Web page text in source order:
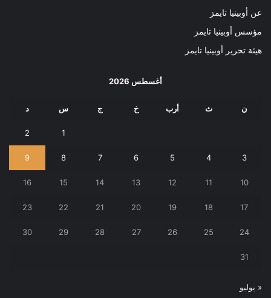
عن أوبينيا تايمز
مؤسس أوبينيا تايمز
هيئة تحرير أوبينيا تايمز
أغسطس 2026
ن ث أرب خ ج س د
1
2
3
4
5
6
7
8
9
10
11
12
13
14
15
16
17
18
19
20
21
22
23
24
25
26
27
28
29
30
31
« يوليو